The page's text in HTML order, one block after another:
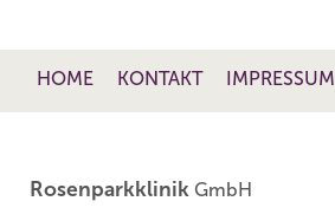
HOME KONTAKT IMPRESSUM
Rosenparkklinik GmbH